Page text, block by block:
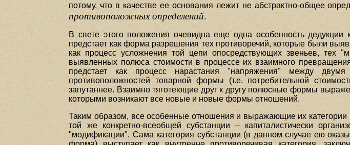
потому, что в качестве ее основания лежит не абстрактно-общее
противоположных определений.
В свете этого положения очевидна еще одна особенность дедукции
предстает как форма разрешения тех противоречий, которые были
как процесс усложнения той цепи опосредствующих звеньев, тех
выявленных полюса стоимости в процессе их взаимного
предстает как процесс нарастания "напряжения" между
противоположностей товарной формы (т.е. потребительной
запутаннее. Взаимно тяготеющие друг к другу полюсные формы
которыми возникают все новые и новые формы отношений.
Таким образом, все особенные отношения и выражающие их
той же конкретно-всеобщей субстанции – капиталистически
"модификации". Сама категория субстанции (в данном случае ею